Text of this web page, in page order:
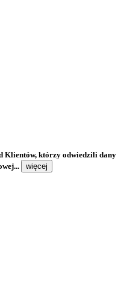
Klientów, którzy odwiedzili dany
więcej